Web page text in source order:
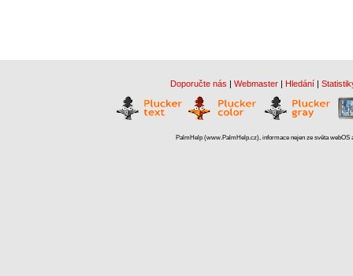
Doporučte nás | Webmaster | Hledání |
PalmHelp (www.PalmHelp.cz), informace nejen ze světa